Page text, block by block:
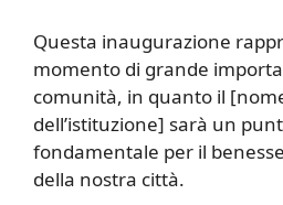
Questa inaugurazione
momento di grande
comunità, in quanto il
dell’istituzione] sarà un
fondamentale per il
della nostra città.